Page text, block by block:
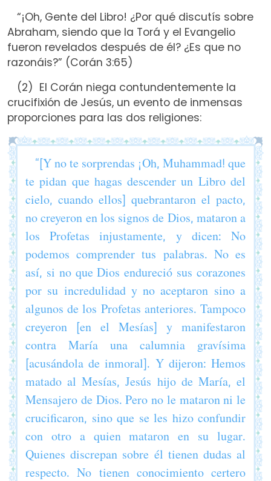
“¡Oh, Gente del Libro! ¿Por qué discutís sobre
Abraham, siendo que la Torá y el Evangelio
fueron revelados después de él? ¿Es que no
razonáis?” (Corán 3:65)
(2) El Corán niega contundentemente la
crucifixión de Jesús, un evento de inmensas
proporciones para las dos religiones:
“[Y no te sorprendas ¡Oh, Muhammad! que
te pidan que hagas descender un Libro del
cielo, cuando ellos] quebrantaron el pacto,
no creyeron en los signos de Dios, mataron a
los Profetas injustamente, y dicen: No
podemos comprender tus palabras. No es
así, si no que Dios endureció sus corazones
por su incredulidad y no aceptaron sino a
algunos de los Profetas anteriores. Tampoco
creyeron [en el Mesías] y manifestaron
contra María una calumnia gravísima
[acusándola de inmoral]. Y dijeron: Hemos
matado al Mesías, Jesús hijo de María, el
Mensajero de Dios. Pero no le mataron ni le
crucificaron, sino que se les hizo confundir
con otro a quien mataron en su lugar.
Quienes discrepan sobre él tienen dudas al
respecto. No tienen conocimiento certero